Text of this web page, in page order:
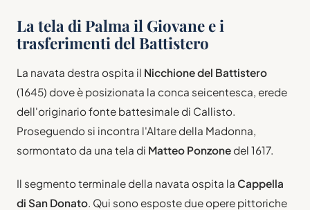
La tela di Palma il Giovane e i
trasferimenti del Battistero
La navata destra ospita il Nicchione del Battistero
(1645) dove è posizionata la conca seicentesca, erede
dell'originario fonte battesimale di Callisto.
Proseguendo si incontra l'Altare della Madonna,
sormontato da una tela di Matteo Ponzonedel 1617.
Il segmento terminale della navata ospita la Cappella
di San Donato . Qui sono esposte due opere pittoriche